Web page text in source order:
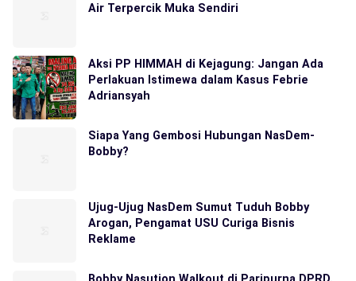
Air Terpercik Muka Sendiri
Aksi PP HIMMAH di Kejagung: Jangan Ada
Perlakuan Istimewa dalam Kasus Febrie
Adriansyah
Siapa Yang Gembosi Hubungan NasDem-
Bobby?
Ujug-Ujug NasDem Sumut Tuduh Bobby
Arogan, Pengamat USU Curiga Bisnis
Reklame